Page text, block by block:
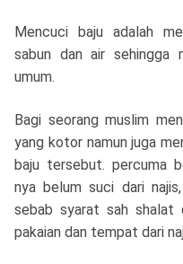
Mencuci baju adalah
sabun dan air sehingga
umum.
Bagi seorang muslim
yang kotor namun juga
baju tersebut. percuma
nya belum suci dari
sebab syarat sah shalat
pakaian dan tempat dari